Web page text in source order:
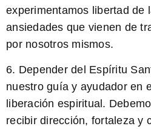
experimentamos libertad de
ansiedades que vienen de
por nosotros mismos.
6. Depender del Espíritu
nuestro guía y ayudador en
liberación espiritual.
recibir dirección, fortaleza y